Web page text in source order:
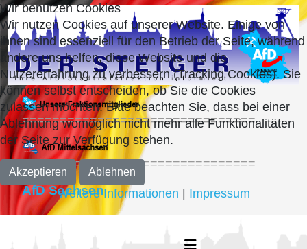
===============================
===============================
AfD Sachsen
Wir benutzen Cookies
Wir nutzen Cookies auf unserer Website. Einige von
ihnen sind essenziell für den Betrieb der Seite, während
andere uns helfen, diese Website und die
Nutzererfahrung zu verbessern (Tracking Cookies). Sie
können selbst entscheiden, ob Sie die Cookies
zulassen möchten. Bitte beachten Sie, dass bei einer
Ablehnung womöglich nicht mehr alle Funktionalitäten
der Seite zur Verfügung stehen.
Akzeptieren Ablehnen
Weitere Informationen Impressum